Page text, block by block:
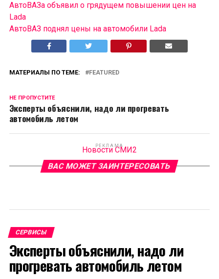
АвтоВАЗа объявил о грядущем повышении цен на
Lada
АвтоВАЗ поднял цены на автомобили Lada
МАТЕРИАЛЫ ПО ТЕМЕ: FEATURED
НЕ ПРОПУСТИТЕ
Эксперты объяснили, надо ли прогревать
автомобиль летом
РЕКЛАМА
Новости СМИ2
ВАС МОЖЕТ ЗАИНТЕРЕСОВАТЬ
СЕРВИСЫ
Эксперты объяснили, надо ли
прогревать автомобиль летом